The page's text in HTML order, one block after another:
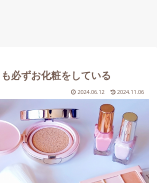
必ずお化粧をしている
2024.06.12 2024.11.06